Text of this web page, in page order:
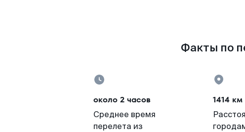
Факты по
около 2 часов
Среднее время
перелета из
1414 км